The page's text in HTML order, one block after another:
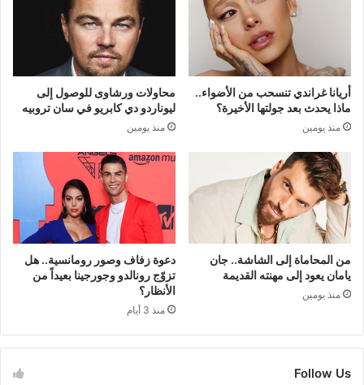
أريانا غراندي تنسحب من الأضواء..
ماذا يحدث بعد جولتها الأخيرة؟
منذ يومين
محاولات ورشاوى للوصول إلى
ليوناردو دي كابريو في سان تروبيه
منذ يومين
من المحاماة إلى الشاشة.. جان
يامان يعود إلى مهنته القديمة
منذ يومين
دعوة زفاف وصور رومانسية.. هل
تزوّج رونالدو وجورجينا بعيداً من
الأنظار؟
منذ 3 أيام
Follow Us